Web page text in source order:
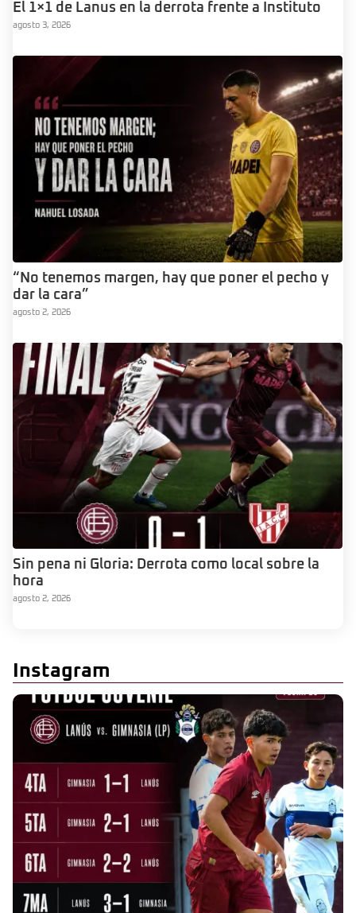
El 1×1 de Lanus en la derrota frente a Instituto
agosto 3, 2026
“No tenemos margen, hay que poner el pecho y
dar la cara”
agosto 2, 2026
Sin pena ni Gloria: Derrota como local sobre la
hora
agosto 2, 2026
Instagram